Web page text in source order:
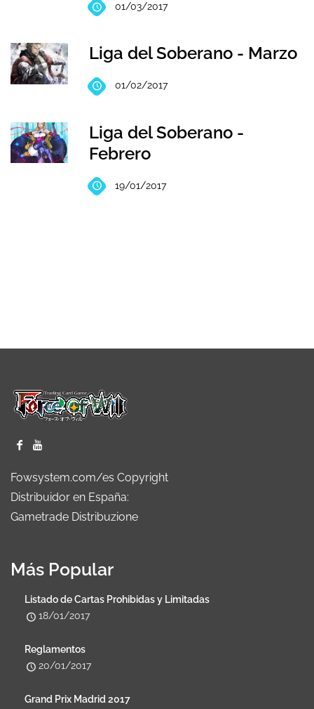
01/03/2017
Liga del Soberano - Marzo
01/02/2017
Liga del Soberano -
Febrero
19/01/2017
Fowsystem.com/es Copyright
Distribuidor en España:
Gametrade Distribuzione
Más Popular
Listado de Cartas Prohibidas y Limitadas
18/01/2017
Reglamentos
20/01/2017
Grand Prix Madrid 2017